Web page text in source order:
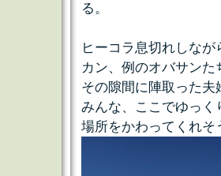
る。
ヒーコラ息切れしな
カン、例のオバサン
その隙間に陣取った
みんな、ここでゆっく
場所をかわってくれそ